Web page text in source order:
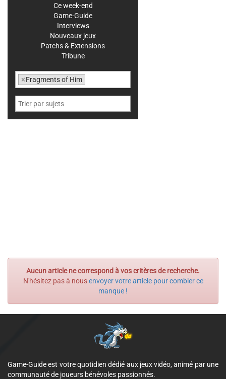
Aucun article ne correspond à vos critères de recherche.
N'hésitez pas à nousenvoyer votre article pour combler ce
manque !
Ce week-end
Game-Guide
Interviews
Nouveaux jeux
Patchs & Extensions
Tribune
×Fragments of Him
Game-Guide est votre quotidien dédié aux jeux vidéo, animé par une
communauté de joueurs bénévoles passionnés.